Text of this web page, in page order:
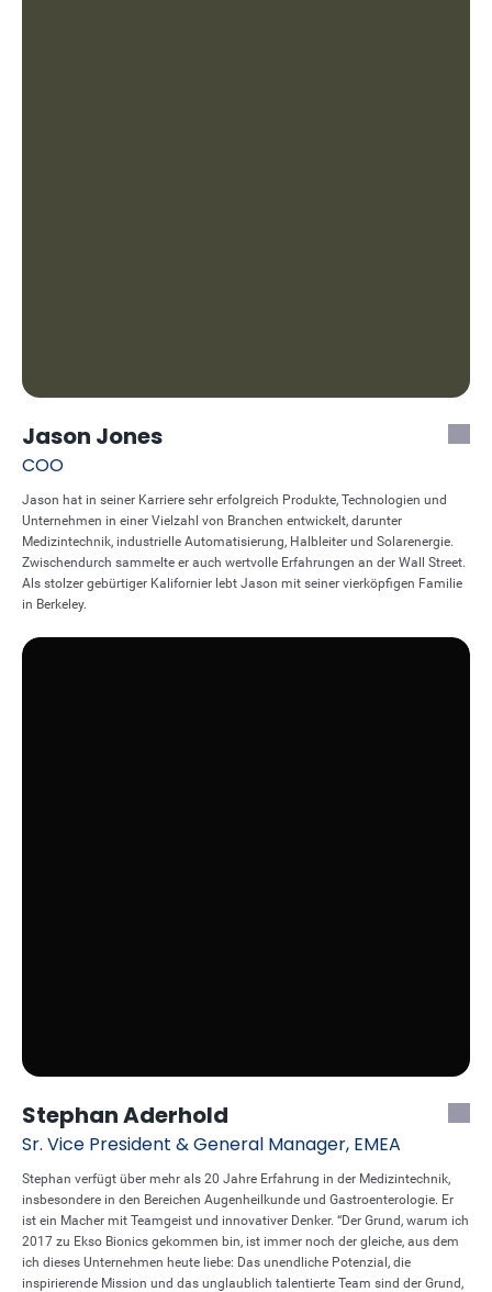
Jason Jones
COO
Jason hat in seiner Karriere sehr erfolgreich Produkte, Technologien und
Unternehmen in einer Vielzahl von Branchen entwickelt, darunter
Medizintechnik, industrielle Automatisierung, Halbleiter und Solarenergie.
Zwischendurch sammelte er auch wertvolle Erfahrungen an der Wall Street.
Als stolzer gebürtiger Kalifornier lebt Jason mit seiner vierköpfigen Familie
in Berkeley.
Stephan Aderhold
Sr. Vice President & General Manager, EMEA
Stephan verfügt über mehr als 20 Jahre Erfahrung in der Medizintechnik,
insbesondere in den Bereichen Augenheilkunde und Gastroenterologie. Er
ist ein Macher mit Teamgeist und innovativer Denker. “Der Grund, warum ich
2017 zu Ekso Bionics gekommen bin, ist immer noch der gleiche, aus dem
ich dieses Unternehmen heute liebe: Das unendliche Potenzial, die
inspirierende Mission und das unglaublich talentierte Team sind der Grund,